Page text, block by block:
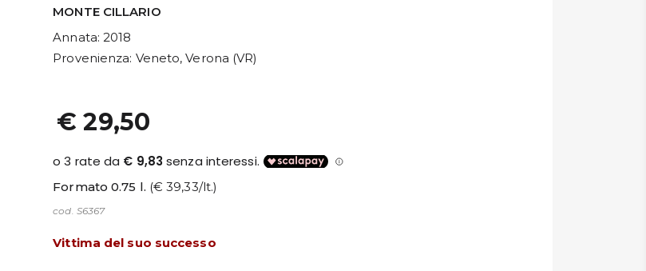
MONTE CILLARIO
Annata: 2018
Provenienza: Veneto, Verona (VR)
€ 29,50
Formato 0.75 l. (€ 39,33/lt.)
cod. S6367
Vittima del suo successo